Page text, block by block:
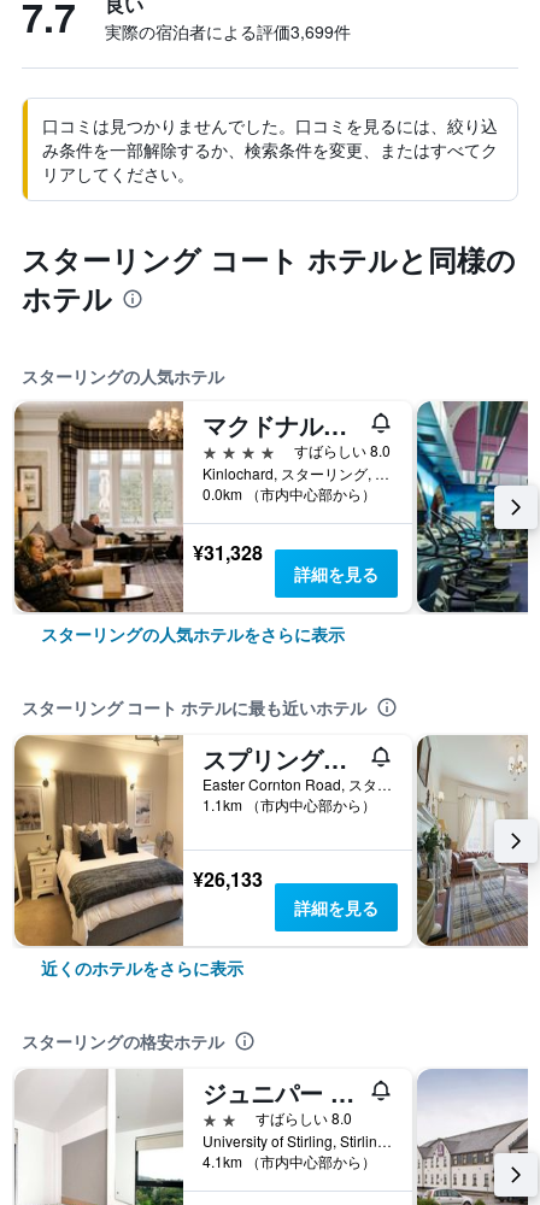
7.7 実際の宿泊者による評価3,699​件
口コミは見つかりませんでした。口コミを見るには、絞り込
み条件を一部解除するか、検索条件を変更、またはすべてク
リアしてください。
スターリング コート ホテルと同様の
ホテル
スターリングの人気ホテル
マクドナルド フォレスト ヒルズ ホテル & スパ
4つ星
すばらしい 8.0
Kinlochard, スターリング, イギリス
0.0km （市内中心部から）
¥31,328
詳細を見る
スターリングの人気ホテルをさらに表示
スターリング コート ホテルに最も近いホテル
スプリングフィールド ロッジ B&B
Easter Cornton Road, スターリング, イギリス
1.1km （市内中心部から）
¥26,133
詳細を見る
近くのホテルをさらに表示
スターリングの格安ホテル
ジュニパー コート
2つ星
すばらしい 8.0
University of Stirling, Stirling, スターリング, イギリス
4.1km （市内中心部から）